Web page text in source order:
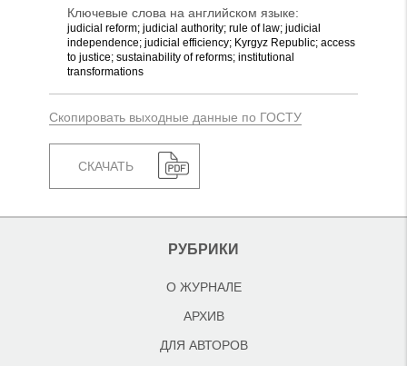
Ключевые слова на английском языке:
judicial reform; judicial authority; rule of law; judicial
independence; judicial efficiency; Kyrgyz Republic; access
to justice; sustainability of reforms; institutional
transformations
Скопировать выходные данные по ГОСТУ
СКАЧАТЬ
РУБРИКИ
О ЖУРНАЛЕ
АРХИВ
ДЛЯ АВТОРОВ